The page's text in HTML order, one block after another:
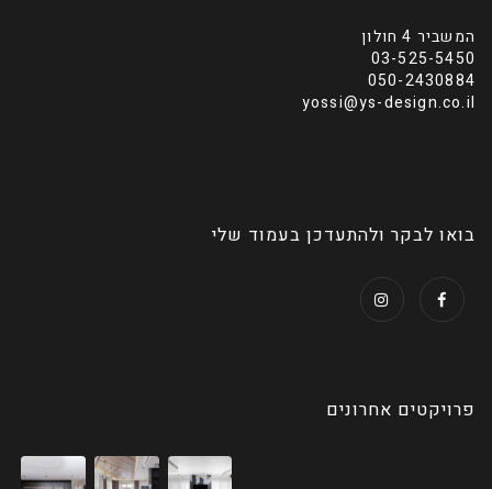
המשביר 4 חולון
03-525-5450
050-2430884
yossi@ys-design.co.il
בואו לבקר ולהתעדכן בעמוד שלי
פרויקטים אחרונים